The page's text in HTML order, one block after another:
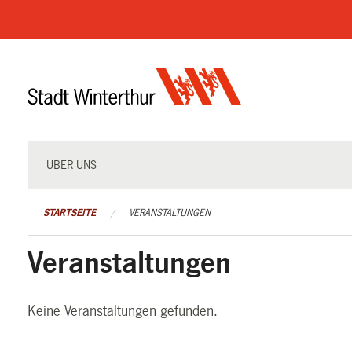
überspringen
ÜBER UNS
STARTSEITE VERANSTALTUNGEN
Veranstaltungen
Keine Veranstaltungen gefunden.